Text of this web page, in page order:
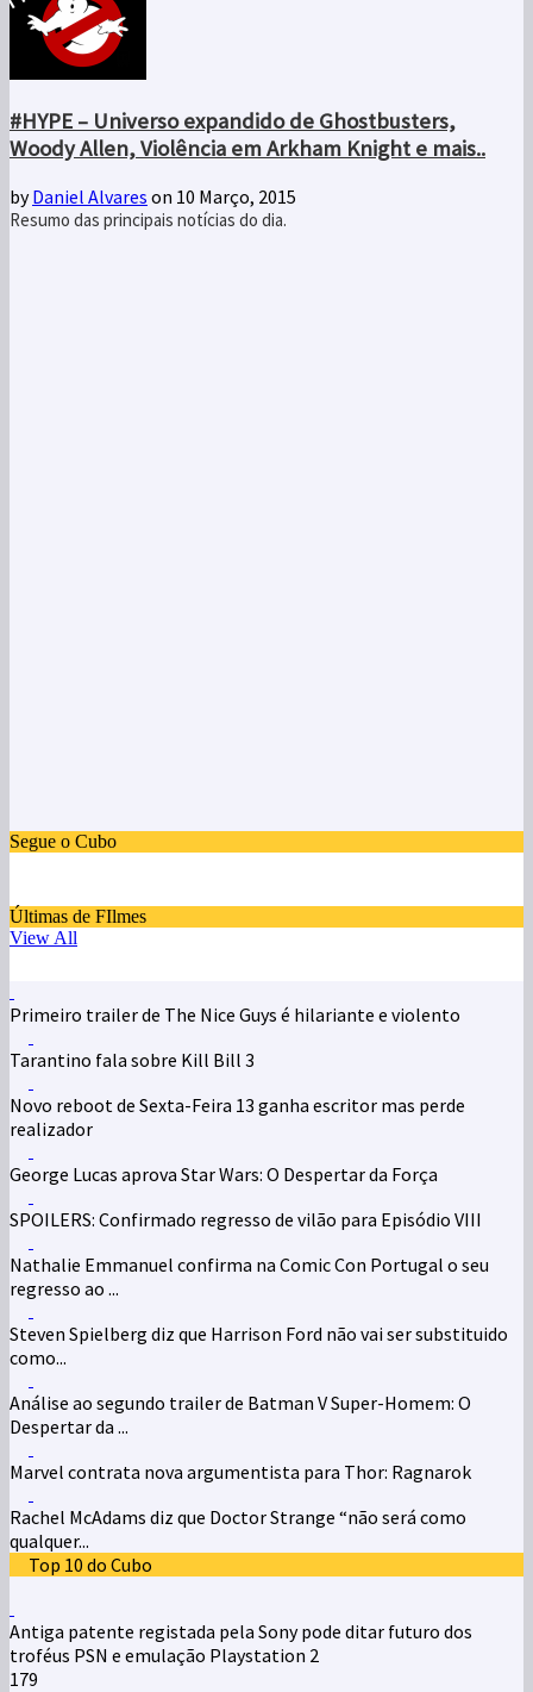
#HYPE – Universo expandido de Ghostbusters,
Woody Allen, Violência em Arkham Knight e mais..
byDaniel Alvares on 10 Março, 2015
Resumo das principais notícias do dia.
Segue o Cubo
Últimas de FIlmes
View All
Primeiro trailer de The Nice Guys é hilariante e violento
Tarantino fala sobre Kill Bill 3
Novo reboot de Sexta-Feira 13 ganha escritor mas perde
realizador
George Lucas aprova Star Wars: O Despertar da Força
SPOILERS: Confirmado regresso de vilão para Episódio VIII
Nathalie Emmanuel confirma na Comic Con Portugal o seu
regresso ao ...
Steven Spielberg diz que Harrison Ford não vai ser substituido
como...
Análise ao segundo trailer de Batman V Super-Homem: O
Despertar da ...
Marvel contrata nova argumentista para Thor: Ragnarok
Rachel McAdams diz que Doctor Strange “não será como
qualquer...
Top 10 do Cubo
Antiga patente registada pela Sony pode ditar futuro dos
troféus PSN e emulação Playstation 2
179